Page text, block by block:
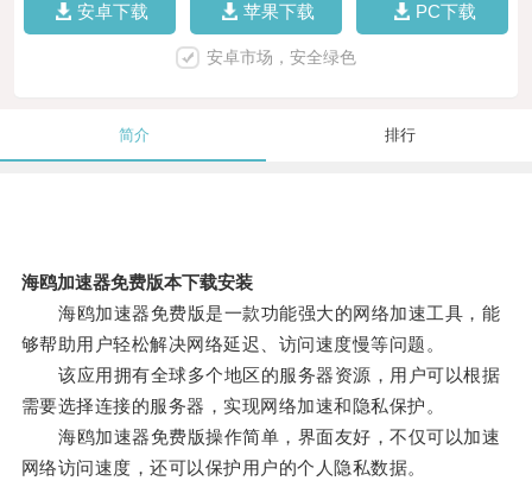
安卓下载 苹果下载 PC下载
安卓市场，安全绿色
简介 排行
海鸥加速器免费版本下载安装
海鸥加速器免费版是一款功能强大的网络加速工具，能
够帮助用户轻松解决网络延迟、访问速度慢等问题。
该应用拥有全球多个地区的服务器资源，用户可以根据
需要选择连接的服务器，实现网络加速和隐私保护。
海鸥加速器免费版操作简单，界面友好，不仅可以加速
网络访问速度，还可以保护用户的个人隐私数据。